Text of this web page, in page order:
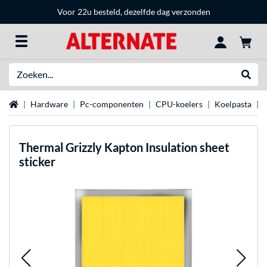
Voor 22u besteld, dezelfde dag verzonden
Home Hardware Pc-componenten CPU-koelers Koelpasta
Thermal Grizzly Kapton Insulation sheet
sticker